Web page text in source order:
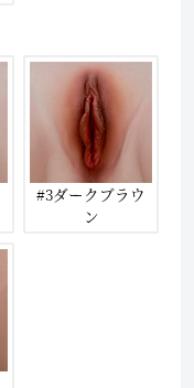
#3ダークブラウ
ン